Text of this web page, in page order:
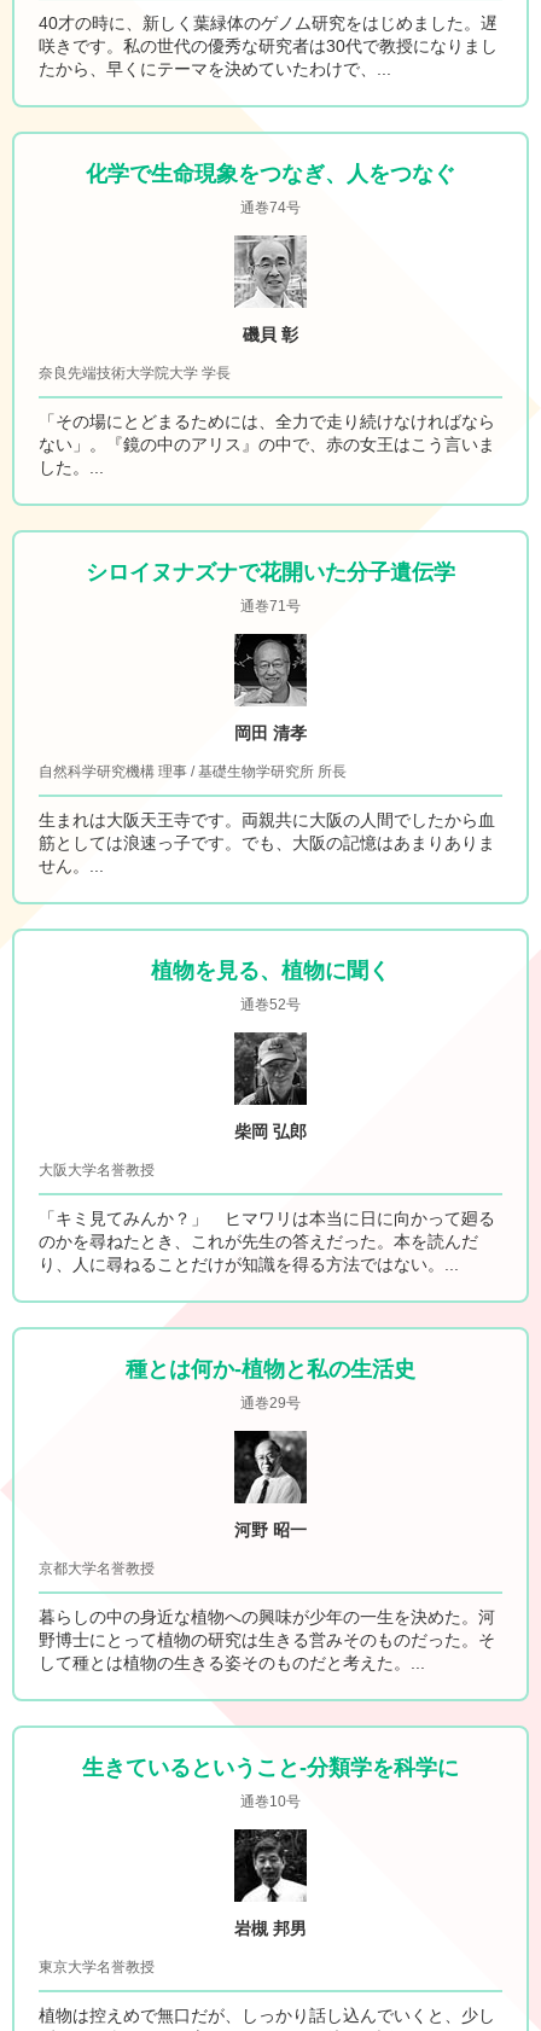
40才の時に、新しく葉緑体のゲノム研究をはじめました。遅
咲きです。私の世代の優秀な研究者は30代で教授になりまし
たから、早くにテーマを決めていたわけで、...
化学で生命現象をつなぎ、人をつなぐ
通巻74号
磯貝 彰
奈良先端技術大学院大学 学長
「その場にとどまるためには、全力で走り続けなければなら
ない」。『鏡の中のアリス』の中で、赤の女王はこう言いま
した。...
シロイヌナズナで花開いた分子遺伝学
通巻71号
岡田 清孝
自然科学研究機構 理事 / 基礎生物学研究所 所長
生まれは大阪天王寺です。両親共に大阪の人間でしたから血
筋としては浪速っ子です。でも、大阪の記憶はあまりありま
せん。...
植物を見る、植物に聞く
通巻52号
柴岡 弘郎
大阪大学名誉教授
「キミ見てみんか？」 ヒマワリは本当に日に向かって廻る
のかを尋ねたとき、これが先生の答えだった。本を読んだ
り、人に尋ねることだけが知識を得る方法ではない。...
種とは何か-植物と私の生活史
通巻29号
河野 昭一
京都大学名誉教授
暮らしの中の身近な植物への興味が少年の一生を決めた。河
野博士にとって植物の研究は生きる営みそのものだった。そ
して種とは植物の生きる姿そのものだと考えた。...
生きているということ-分類学を科学に
通巻10号
岩槻 邦男
東京大学名誉教授
植物は控えめで無口だが、しっかり話し込んでいくと、少し